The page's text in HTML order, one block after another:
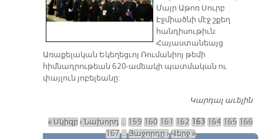
Մայր Աթոռ Սուրբ
Էջմիածնի մէջ շքեղ
հանդիսութիւն:
Հայաստանեայց
Առաքելական Եկեղեցւոյ Ռումանիոյ թեմի
հիմնադրութեան 620-ամեակի պատմական ու
փայլուն յոբելեանը:
Կարդալ աւելին
Էջեր
« Սկիզբ‹ Նախորդ… 159 160 161 162 163 164 165 166
167… Յաջորդը ›Վերջ »